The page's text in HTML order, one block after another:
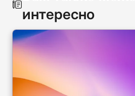
интересно